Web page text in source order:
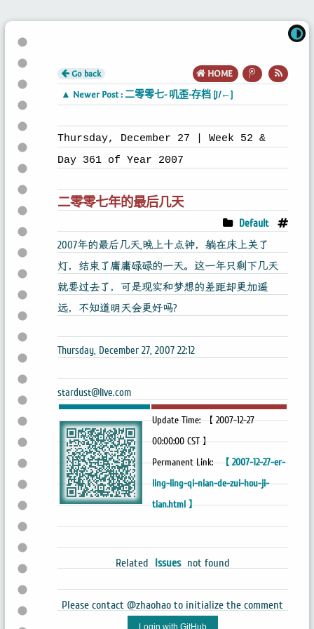
HOME
Go back
▲ Newer Post : 二零零七- 叽歪-存档 [J/←]
Thursday, December 27 | Week 52 &
Day 361 of Year 2007
二零零七年的最后几天
Default
2007年的最后几天,晚上十点钟，躺在床上关了
灯，结束了庸庸碌碌的一天。这一年只剩下几天
就要过去了，可是现实和梦想的差距却更加遥
远，不知道明天会更好吗?
Thursday, December 27, 2007 22:12
stardust@live.com
Update Time: 【 2007-12-27
00:00:00 CST 】
Permanent Link: 【 2007-12-27-er-
ling-ling-qi-nian-de-zui-hou-ji-
tian.html 】
Related Issues not found
Please contact @zhaohao to initialize the comment
Login with GitHub